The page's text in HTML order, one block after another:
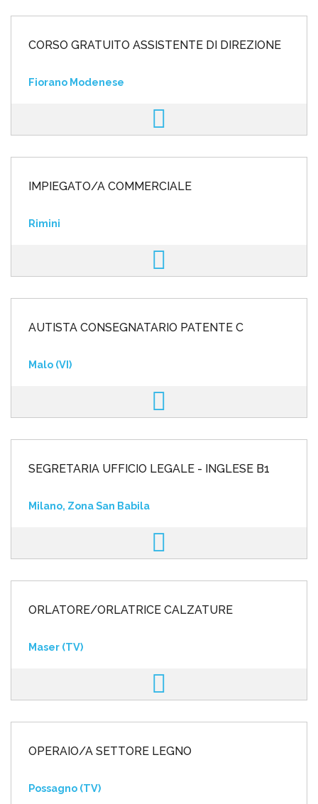
CORSO GRATUITO ASSISTENTE DI DIREZIONE
Fiorano Modenese
IMPIEGATO/A COMMERCIALE
Rimini
AUTISTA CONSEGNATARIO PATENTE C
Malo (VI)
SEGRETARIA UFFICIO LEGALE - INGLESE B1
Milano, Zona San Babila
ORLATORE/ORLATRICE CALZATURE
Maser (TV)
OPERAIO/A SETTORE LEGNO
Possagno (TV)